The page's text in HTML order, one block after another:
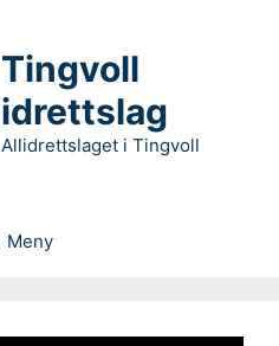
Tingvoll
idrettslag
Allidrettslaget i Tingvoll
Meny